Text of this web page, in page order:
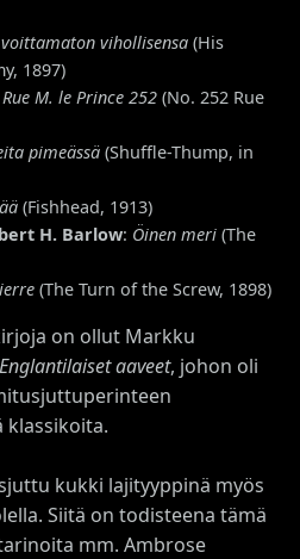
vihollisensa (His
1897)
Rue M. le Prince 252 (No. 252 Rue
pimeässä (Shuffle-Thump, in
(Fishhead, 1913)
H. Barlow: Öinen meri (The
(The Turn of the Screw, 1898)
on ollut Markku
Englantilaiset aaveet, johon oli
klassikoita.
kukki lajityyppinä myös
Siitä on todisteena tämä
mm. Ambrose